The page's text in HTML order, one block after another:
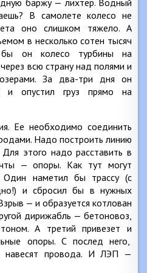
баржу — лихтер. Водный
В самолете колесо не
оно слишком тяжело. А
в несколько сотен тысяч
бы он колесо турбины на
всю страну над полями и
За два-три дня он
опустил груз прямо на
Ее необходимо соединить
Надо построить линию
этого надо расставить в
— опоры. Как тут могут
Один наметил бы трассу (с
и сбросил бы в нужных
— и образуется котлован
дирижабль — бетоновоз,
А третий привезет и
опоры. С послед него,
провода. И ЛЭП —